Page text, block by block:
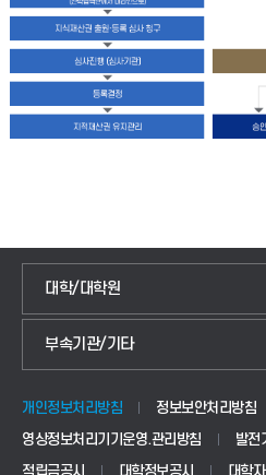
대학/대학원
IoT전자공학과
전기공학과
정보통신공학과
소프트웨어공학과
부속기관/기타
국제교류센터
교양교육센터
학생상담센터
개인정보처리방침 정보보안처리방침
영상정보처리기기운영.관리방침
발전
적립금공시
대학정보공시 대학